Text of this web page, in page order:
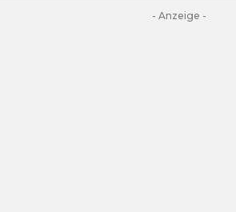
- Anzeige -